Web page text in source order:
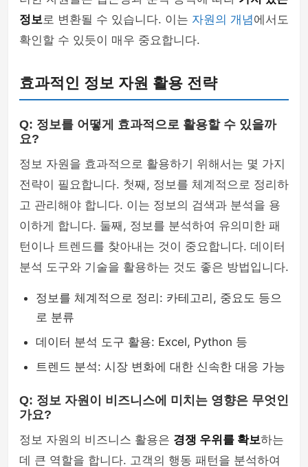
정보로 변환될 수 있습니다. 이는 자원의 개념에서도
확인할 수 있듯이 매우 중요합니다.
효과적인 정보 자원 활용 전략
Q: 정보를 어떻게 효과적으로 활용할 수 있을까
요?
정보 자원을 효과적으로 활용하기 위해서는 몇 가지
전략이 필요합니다. 첫째, 정보를 체계적으로 정리하
고 관리해야 합니다. 이는 정보의 검색과 분석을 용
이하게 합니다. 둘째, 정보를 분석하여 유의미한 패
턴이나 트렌드를 찾아내는 것이 중요합니다. 데이터
분석 도구와 기술을 활용하는 것도 좋은 방법입니다.
정보를 체계적으로 정리: 카테고리, 중요도 등으
로 분류
데이터 분석 도구 활용: Excel, Python 등
트렌드 분석: 시장 변화에 대한 신속한 대응 가능
Q: 정보 자원이 비즈니스에 미치는 영향은 무엇인
가요?
정보 자원의 비즈니스 활용은 경쟁 우위를 확보하는
데 큰 역할을 합니다. 고객의 행동 패턴을 분석하여